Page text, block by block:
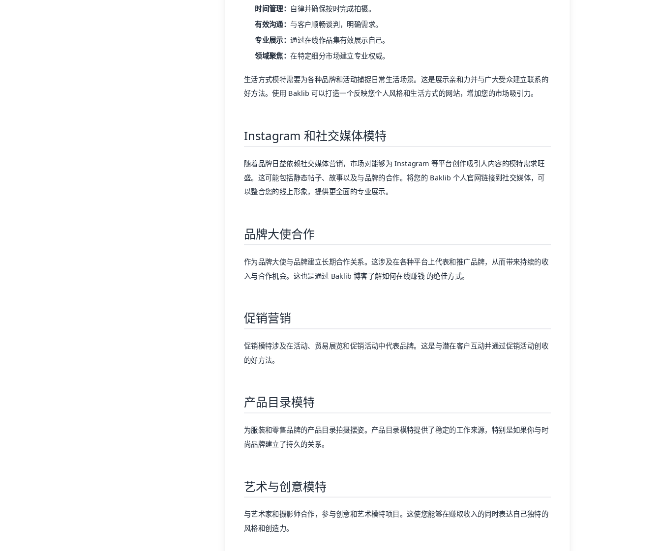
时间管理： 自律并确保按时完成拍摄。
有效沟通：与客户顺畅谈判，明确需求。
专业展示：通过在线作品集有效展示自己。
领域聚焦：在特定细分市场建立专业权威。
生活方式模特需要为各种品牌和活动捕捉日常生活场景。这是展示亲和力并与广大受众建立联系的
好方法。使用 Baklib 可以打造一个反映您个人风格和生活方式的网站，增加您的市场吸引力。
Instagram 和社交媒体模特
随着品牌日益依赖社交媒体营销，市场对能够为 Instagram 等平台创作吸引人内容的模特需求旺
盛。这可能包括静态帖子、故事以及与品牌的合作。将您的 Baklib 个人官网链接到社交媒体，可
以整合您的线上形象，提供更全面的专业展示。
品牌大使合作
作为品牌大使与品牌建立长期合作关系。这涉及在各种平台上代表和推广品牌，从而带来持续的收
入与合作机会。这也是通过 Baklib 博客了解如何在线赚钱的绝佳方式。
促销营销
促销模特涉及在活动、贸易展览和促销活动中代表品牌。这是与潜在客户互动并通过促销活动创收
的好方法。
产品目录模特
为服装和零售品牌的产品目录拍摄摆姿。产品目录模特提供了稳定的工作来源，特别是如果你与时
尚品牌建立了持久的关系。
艺术与创意模特
与艺术家和摄影师合作，参与创意和艺术模特项目。这使您能够在赚取收入的同时表达自己独特的
风格和创造力。